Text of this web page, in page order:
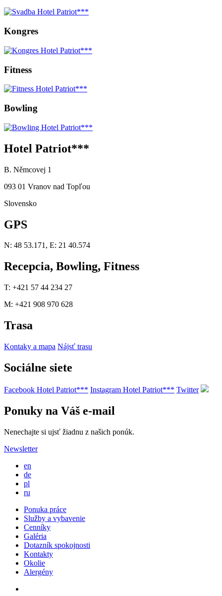
Kongres
Fitness
Bowling
Hotel Patriot***
B. Němcovej 1
093 01 Vranov nad Topľou
Slovensko
GPS
N: 48 53.171, E: 21 40.574
Recepcia, Bowling, Fitness
T: +421 57 44 234 27
M: +421 908 970 628
Trasa
Kontaky a mapa Nájsť trasu
Sociálne siete
Facebook Hotel Patriot*** Instagram Hotel Patriot*** Twitter
Ponuky na Váš e-mail
Nenechajte si ujsť žiadnu z našich ponúk.
Newsletter
en
de
pl
ru
Ponuka práce
Služby a vybavenie
Cenníky
Galéria
Dotazník spokojnosti
Kontakty
Okolie
Alergény